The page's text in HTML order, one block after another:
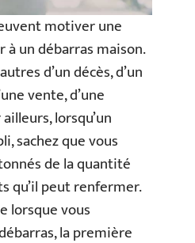
motiver une
à un débarras maison.
d’un décès, d’un
vente, d’une
lorsqu’un
sachez que vous
de la quantité
qu’il peut renfermer.
lorsque vous
la première